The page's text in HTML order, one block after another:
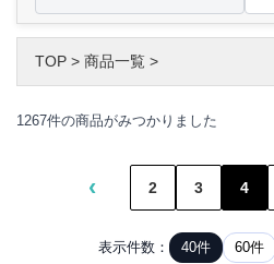
TOP > 商品一覧 >
1267件の商品がみつかりました
‹ 2 3 4
表示件数： 40件 60件